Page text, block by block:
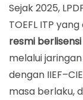
FAQ – TOEFL
Amankan
Sekarang!
Sejak 2025,
TOEFL ITP
resmi berlisensi
melalui jaringan
dengan
masa berlaku,